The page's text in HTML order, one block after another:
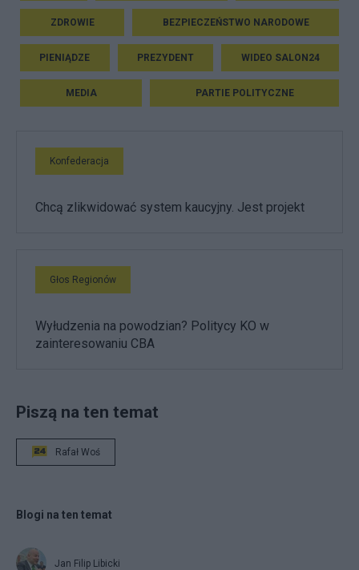
ZDROWIE BEZPIECZEŃSTWO NARODOWE
PIENIĄDZE PREZYDENT WIDEO SALON24
MEDIA PARTIE POLITYCZNE
Konfederacja
Chcą zlikwidować system kaucyjny. Jest projekt
Głos Regionów
Wyłudzenia na powodzian? Politycy KO w
zainteresowaniu CBA
Piszą na ten temat
Rafał Woś
Blogi na ten temat
Jan Filip Libicki